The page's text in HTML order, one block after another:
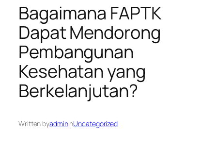
Bagaimana FAPTK
Dapat Mendorong
Pembangunan
Kesehatan yang
Berkelanjutan?
Written byadmininUncategorized